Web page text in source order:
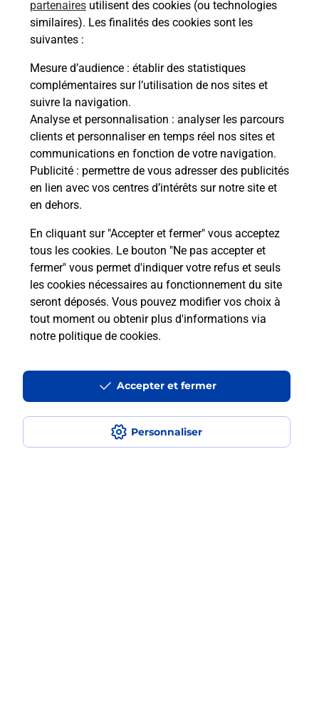
partenaires utilisent des cookies (ou technologies
similaires). Les finalités des cookies sont les
suivantes :
Mesure d’audience : établir des statistiques
complémentaires sur l’utilisation de nos sites et
suivre la navigation.
Analyse et personnalisation : analyser les parcours
clients et personnaliser en temps réel nos sites et
communications en fonction de votre navigation.
Publicité : permettre de vous adresser des publicités
en lien avec vos centres d’intérêts sur notre site et
en dehors.
En cliquant sur "Accepter et fermer" vous acceptez
tous les cookies. Le bouton "Ne pas accepter et
fermer" vous permet d'indiquer votre refus et seuls
les cookies nécessaires au fonctionnement du site
seront déposés. Vous pouvez modifier vos choix à
tout moment ou obtenir plus d'informations via
notre politique de cookies.
Personnaliser
Accepter et fermer
Questions fréquemment posées
Quel réseau utilise La Poste Mobile ?
Est-ce que je peux garder mon
numéro de mobile gratuitement ?
Est-ce que je peux bénéficier de la 5G
avec La Poste Mobile ?
Est-ce que je peux utiliser mon forfait
Est-ce que je peux payer mon
smartphone Samsung en plusieurs
fois avec La Poste Mobile ?